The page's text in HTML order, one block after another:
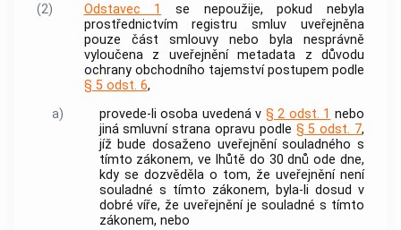
(2)
Odstavec 1
se nepoužije, pokud nebyla
prostřednictvím registru smluv uveřejněna
pouze část smlouvy nebo byla nesprávně
vyloučena z uveřejnění metadata z důvodu
ochrany obchodního tajemství postupem podle
§ 5 odst. 6,
a)
provede-li osoba uvedená v § 2 odst. 1 nebo
jiná smluvní strana opravu podle § 5 odst. 7,
jíž bude dosaženo uveřejnění souladného s
tímto zákonem, ve lhůtě do 30 dnů ode dne,
kdy se dozvěděla o tom, že uveřejnění není
souladné s tímto zákonem, byla-li dosud v
dobré víře, že uveřejnění je souladné s tímto
zákonem, nebo